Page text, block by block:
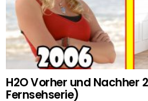
H2O Vorher und Nachher
Fernsehserie)